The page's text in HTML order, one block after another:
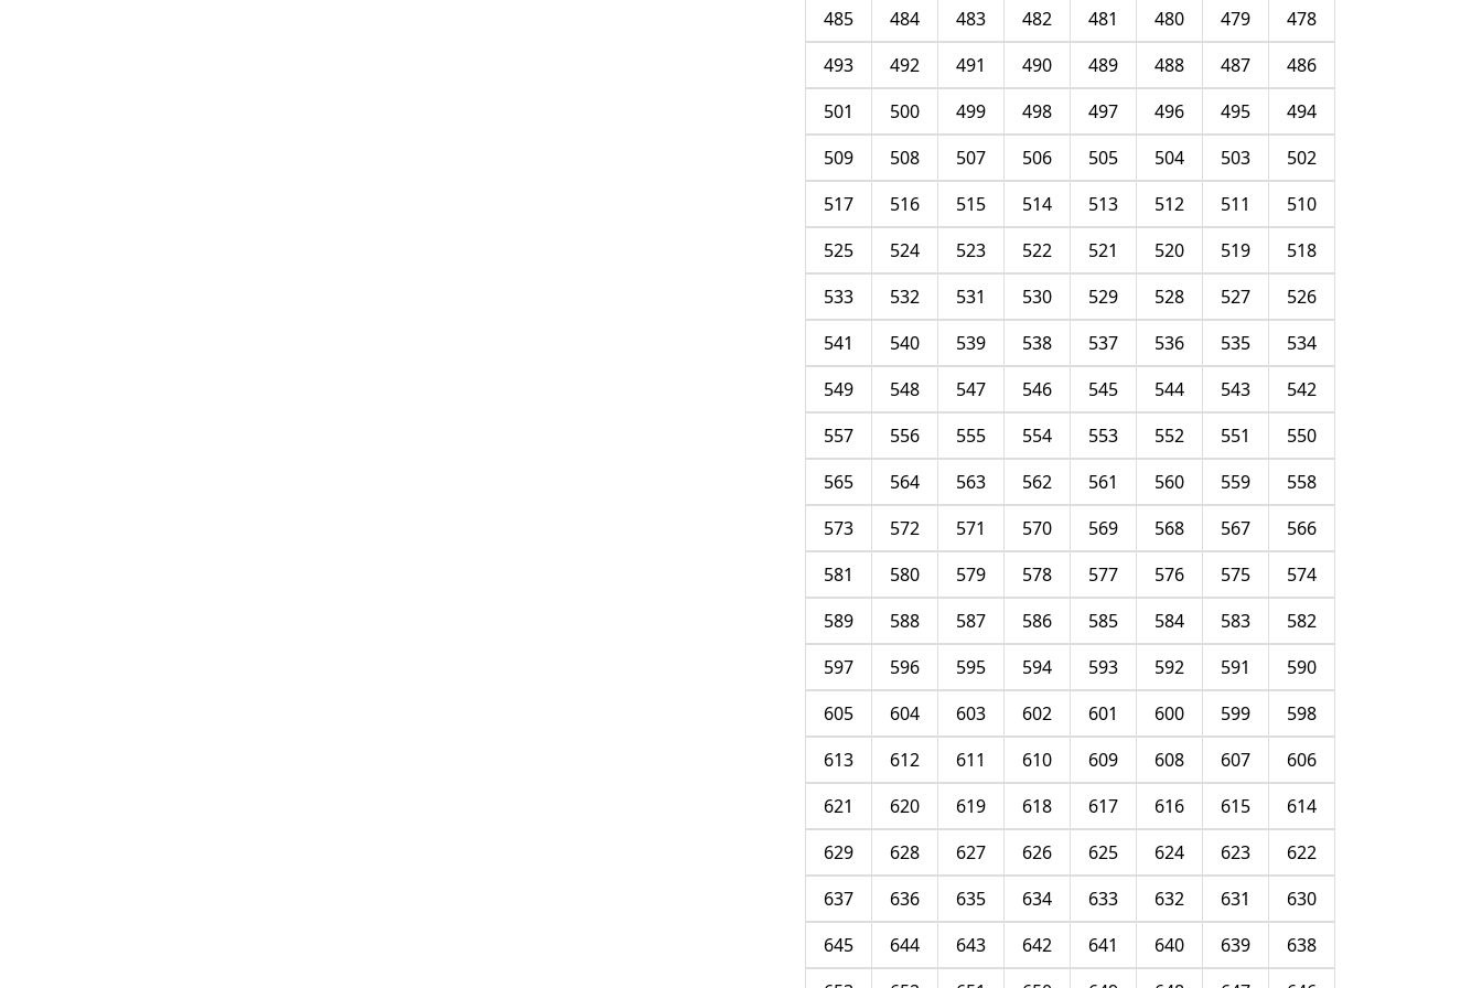
478
479
480
481
482
483
484
485
486
487
488
489
490
491
492
493
494
495
496
497
498
499
500
501
502
503
504
505
506
507
508
509
510
511
512
513
514
515
516
517
518
519
520
521
522
523
524
525
526
527
528
529
530
531
532
533
534
535
536
537
538
539
540
541
542
543
544
545
546
547
548
549
550
551
552
553
554
555
556
557
558
559
560
561
562
563
564
565
566
567
568
569
570
571
572
573
574
575
576
577
578
579
580
581
582
583
584
585
586
587
588
589
590
591
592
593
594
595
596
597
598
599
600
601
602
603
604
605
606
607
608
609
610
611
612
613
614
615
616
617
618
619
620
621
622
623
624
625
626
627
628
629
630
631
632
633
634
635
636
637
638
639
640
641
642
643
644
645